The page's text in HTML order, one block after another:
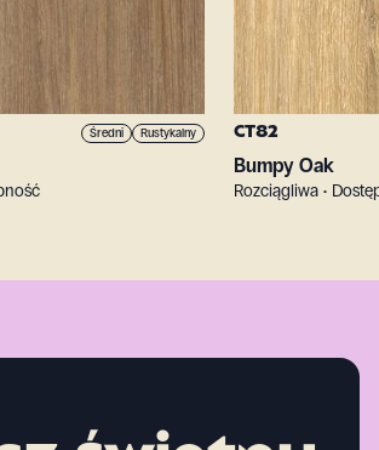
Średni Rustykalny CT82
Bumpy Oak
Rozciągliwa •